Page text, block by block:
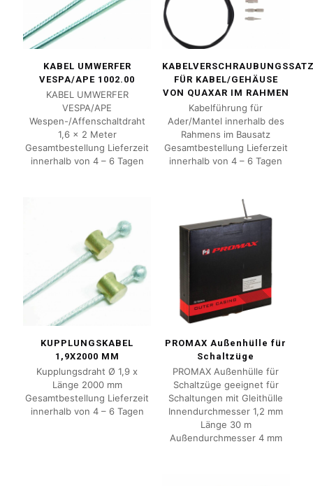
KABEL UMWERFER
VESPA/APE 1002.00
KABEL UMWERFER
VESPA/APE
Wespen-/Affenschaltdraht
1,6 x 2 Meter
Gesamtbestellung Lieferzeit
innerhalb von 4 – 6 Tagen
FÜR KABEL/GEHÄUSE
VON QUAXAR IM RAHMEN
Kabelführung für
Ader/Mantel innerhalb des
Rahmens im Bausatz
Gesamtbestellung Lieferzeit
innerhalb von 4 – 6 Tagen
KUPPLUNGSKABEL
1,9X2000 MM
Kupplungsdraht Ø 1,9 x
Länge 2000 mm
Gesamtbestellung Lieferzeit
innerhalb von 4 – 6 Tagen
PROMAX Außenhülle für
Schaltzüge
PROMAX Außenhülle für
Schaltzüge geeignet für
Schaltungen mit Gleithülle
Innendurchmesser 1,2 mm
Länge 30 m
Außendurchmesser 4 mm